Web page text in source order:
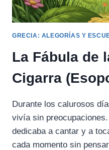
GRECIA: ALEGORÍAS Y
La Fábula de
Cigarra
Durante los calurosos
vivía sin
dedicaba a cantar y a
cada momento sin